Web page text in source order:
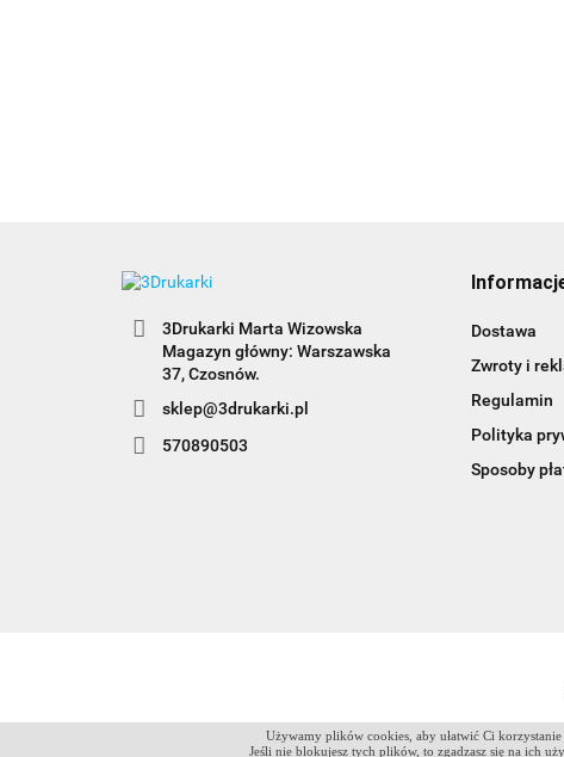
Używamy plików cookies, aby ułatwić Ci
Jeśli nie blokujesz tych plików, to zgadzasz się na ich
3Drukarki Marta Wizowska
Magazyn główny: Warszawska
sklep@3drukarki.pl
570890503
Dostawa
Zwroty i
Regulamin
Polityka
Sposoby